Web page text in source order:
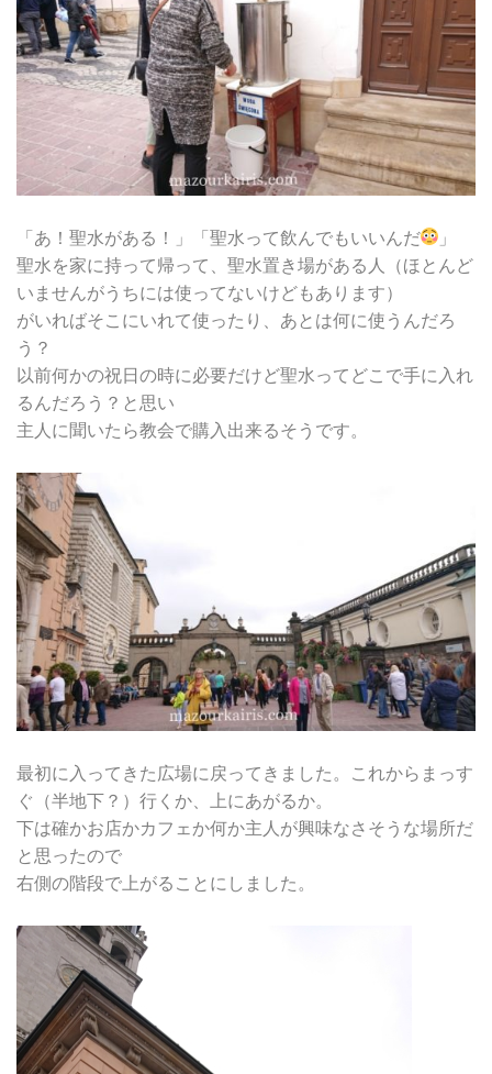
「あ！聖水がある！」「聖水って飲んでもいいんだ
」
聖水を家に持って帰って、聖水置き場がある人（ほとんど
いませんがうちには使ってないけどもあります）
がいればそこにいれて使ったり、あとは何に使うんだろ
う？
以前何かの祝日の時に必要だけど聖水ってどこで手に入れ
るんだろう？と思い
主人に聞いたら教会で購入出来るそうです。
最初に入ってきた広場に戻ってきました。これからまっす
ぐ（半地下？）行くか、上にあがるか。
下は確かお店かカフェか何か主人が興味なさそうな場所だ
と思ったので
右側の階段で上がることにしました。